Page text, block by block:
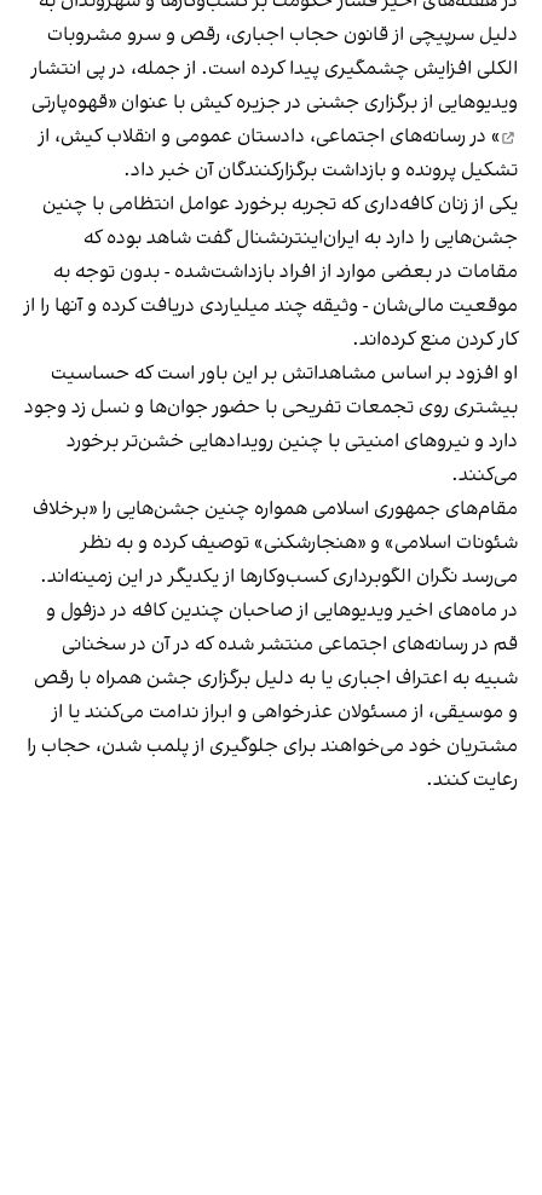
دلیل سرپیچی از قانون حجاب اجباری، رقص و سرو مشروبات
الکلی افزایش چشمگیری پیدا کرده است. از جمله، در پی انتشار
ویدیوهایی از برگزاری جشنی در جزیره کیش با عنوان «قهوه‌پارتی
» در رسانه‌های اجتماعی، دادستان عمومی و انقلاب کیش، از
تشکیل پرونده و بازداشت برگزارکنندگان آن خبر داد.
یکی از زنان کافه‌داری که تجربه برخورد عوامل انتظامی با چنین
جشن‌هایی را دارد به ایران‌اینترنشنال گفت شاهد بوده که
مقامات در بعضی موارد از افراد بازداشت‌‌شده - بدون توجه به
موقعیت مالی‌شان - وثیقه چند میلیاردی دریافت کرده و آنها را از
کار کردن منع کرده‌اند.
او افزود بر اساس مشاهداتش بر این باور است که حساسیت
بیشتری روی تجمعات تفریحی با حضور جوان‌ها و نسل زد وجود
دارد و نیروهای امنیتی با چنین رویدادهایی خشن‌تر برخورد
می‌کنند.
مقام‌های جمهوری اسلامی همواره چنین جشن‌هایی را «برخلاف
شئونات اسلامی» و «هنجارشکنی» توصیف کرده و به نظر
می‌رسد نگران الگوبرداری کسب‌وکارها از یکدیگر در این زمینه‌اند.
در ماه‌های اخیر ویدیوهایی از صاحبان چندین کافه در دزفول و
قم در رسانه‌های اجتماعی منتشر شده که در آن در سخنانی
شبیه به اعتراف اجباری یا به دلیل برگزاری جشن همراه با رقص
و موسیقی، از مسئولان عذرخواهی و ابراز ندامت می‌کنند یا از
مشتریان خود می‌خواهند برای جلوگیری از پلمب شدن، حجاب را
رعایت کنند.